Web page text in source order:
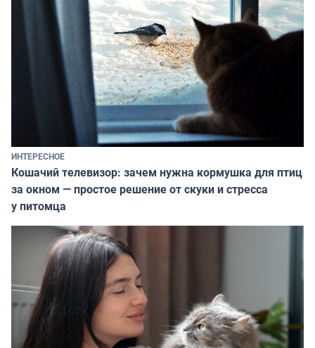
ИНТЕРЕСНОЕ
Кошачий телевизор: зачем нужна кормушка для птиц
за окном — простое решение от скуки и стресса
у питомца